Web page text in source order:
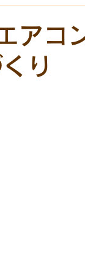
アコ
り